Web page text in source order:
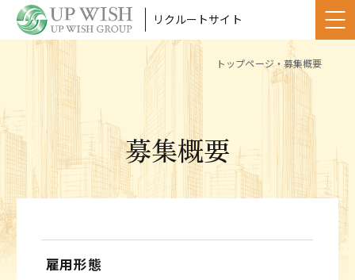
リクルートサイト
トップページ・募集概要
募集概要
雇用形態